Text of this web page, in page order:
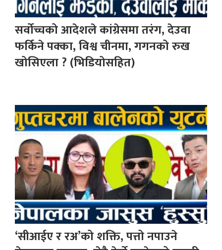
सर्वोच्चको आदेशले कांग्रेसमा तरंग, देउवा
फर्किने पक्का, विश्व चीनमा, गगनको रुख
खोसिएला ? (भिडियोसहित)
‘सीआईए र रअ’को शक्ति, पत्तो नपाउने